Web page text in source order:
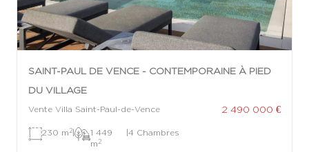
SAINT-PAUL DE VENCE - CONTEMPORAINE À PIED
DU VILLAGE
Vente Villa Saint-Paul-de-Vence 2 490 000 €
230 m 2|
1 449
m 2
|4 Chambres